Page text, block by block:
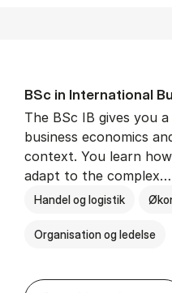
BSc in In­ter­na­tion­al
The BSc IB gives you
business economics
context. You learn
adapt to the complex…
Handel og logistik
Organisation og ledelse